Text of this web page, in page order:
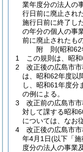
業年度分の法人の
行日前に廃止され
施行日前に終了し
の年分の個人の事
前に廃止されたも
附 則(昭和
1
この規則は、昭
2
改正後の広島市
は、昭和62年度以
し、昭和61年度分
の例による。
3
改正前の広島市
対して課する昭和
については、なお
4
改正後の広島市
年4月1日(以下「
度分の法人の事業